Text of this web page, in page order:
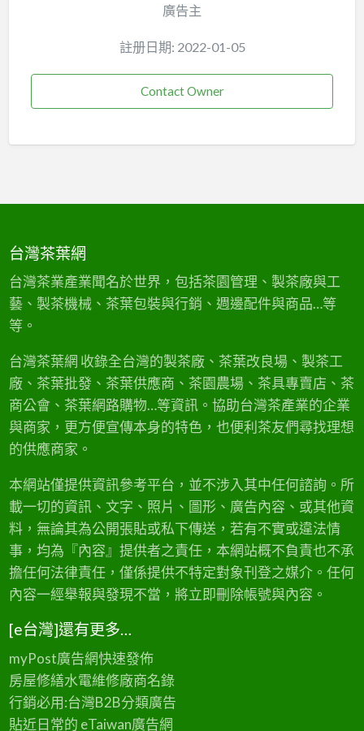
廣告主
註册日期: 2022-01-05
Contact Owner
台灣茶葉網
台灣茶業產業聞名於世界，包括茶園管理、製茶廠與工
藝、製茶機械、茶葉包裝與行銷、週邊配件與商品…等
等。
台灣茶葉網 收錄全台灣的製茶廠、茶葉改良場、製茶工
廠、茶葉批發、茶葉供應商、茶園農場、茶具專賣店、茶
商公會、茶葉網路購物…等資訊。協助台灣茶產業的企業
與商家，更方便宣傳本身的特色，也便利茶友們尋找理想
的供應商家。
本網站僅提供資訊參考平台，並不涉入其中任何諮詢。所
載一切的資訊、文字、照片、圖形、廣告內容、或其他資
料，無論其為公開張貼或私下傳送，若有不實或違法情
事，均為『內容』提供者之責任，本網站概不負責也不承
擔任何法律責任，僅係提供不特定對象刊登之媒介。任何
內容一經舉報與發現不當，將立即刪除帳號與內容。
[e台灣]還有更多…
myPost廣告網快速發佈
房屋修繕水電維修廠商名錄
行銷必用:台灣B2B分類廣告
貼近日常的 eTaiwan廣告網